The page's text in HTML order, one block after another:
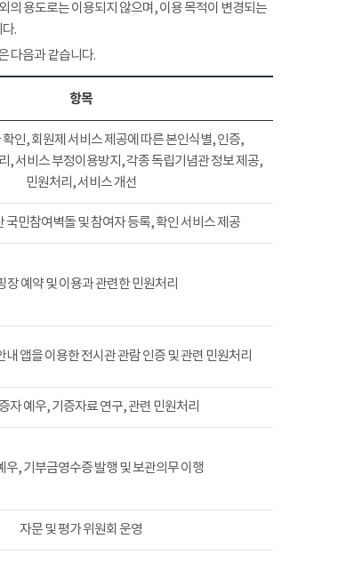
의 용도로는 이용되지 않으며, 이용 목적이 변경되는
.
다음과 같습니다.
항목
인, 회원제 서비스 제공에 따른 본인식별, 인증,
, 서비스 부정이용방지, 각종 독립기념관 정보 제공,
민원처리, 서비스 개선
국민참여벽돌 및 참여자 등록, 확인 서비스 제공
장 예약 및 이용과 관련한 민원처리
내 앱을 이용한 전시관 관람 인증 및 관련 민원처리
자 예우, 기증자료 연구, 관련 민원처리
우, 기부금영수증 발행 및 보관의무 이행
자문 및 평가 위원회 운영